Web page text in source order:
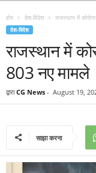
होम देश-विदेश राजस्थान में
देश-विदेश
राजस्थान में
803 नए मामले
द्वारा CG News - August 19,
साझा करना